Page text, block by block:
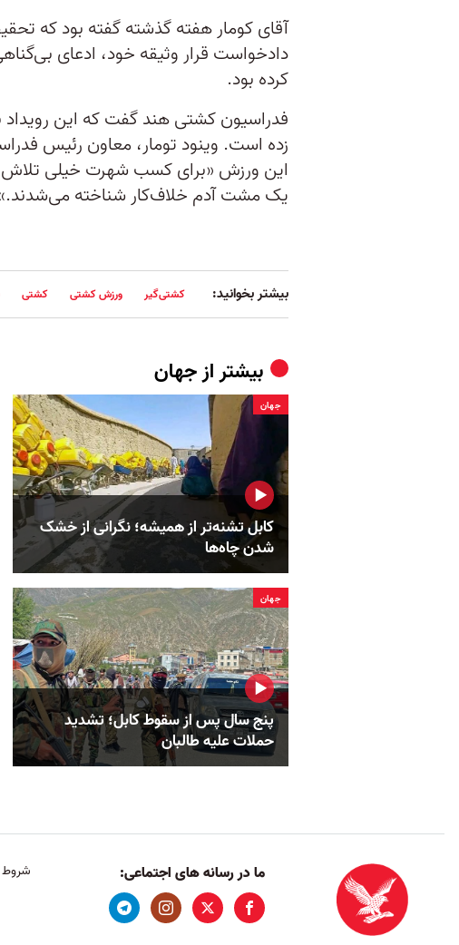
آقای كومار هفته گذشته گفته بود كه
دادخواست قرار وثیقه خود، ادعای
کرده بود.
فدراسیون کشتی هند گفت که این
زده است. وینود تومار، معاون رئیس
این ورزش «برای کسب شهرت خیلی تلاش
یک مشت آدم خلاف‌کار شناخته
بیشتر بخوانید: کشتی‌گیر ورزش کشتی کشتی
بیشتر ازجهان
جهان
کابل تشنه‌تر از همیشه؛ نگرانی از خشک‌
شدن چاه‌ها
جهان
پنج سال پس از سقوط کابل؛ تشدید
حملات علیه طالبان
ما در رسانه های اجتماعی: شروط